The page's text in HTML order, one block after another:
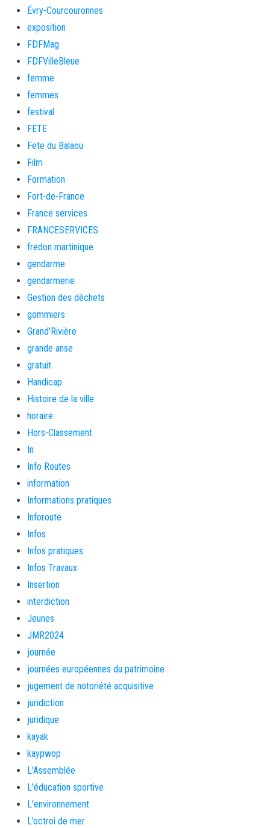
Évry-Courcouronnes
exposition
FDFMag
FDFVilleBleue
femme
femmes
festival
FETE
Fete du Balaou
Film
Formation
Fort-de-France
France services
FRANCESERVICES
fredon martinique
gendarme
gendarmerie
Gestion des déchets
gommiers
Grand'Rivière
grande anse
gratuit
Handicap
Histoire de la ville
horaire
Hors-Classement
In
Info Routes
information
Informations pratiques
Inforoute
Infos
Infos pratiques
Infos Travaux
Insertion
interdiction
Jeunes
JMR2024
journée
journées européennes du patrimoine
jugement de notoriété acquisitive
juridiction
juridique
kayak
kaypwop
L'Assemblée
L'éducation sportive
L'environnement
L’octroi de mer